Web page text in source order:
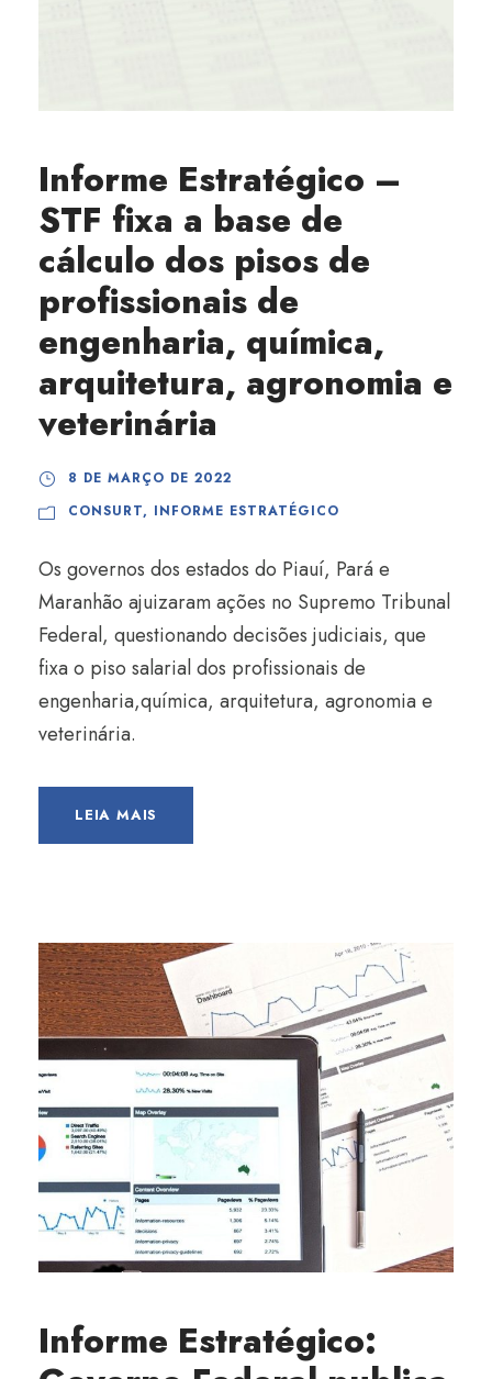
Informe Estratégico –
STF fixa a base de
cálculo dos pisos de
profissionais de
engenharia, química,
arquitetura, agronomia e
veterinária
8 DE MARÇO DE 2022
CONSURT, INFORME ESTRATÉGICO
Os governos dos estados do Piauí, Pará e
Maranhão ajuizaram ações no Supremo Tribunal
Federal, questionando decisões judiciais, que
fixa o piso salarial dos profissionais de
engenharia,química, arquitetura, agronomia e
veterinária.
LEIA MAIS
Informe Estratégico: